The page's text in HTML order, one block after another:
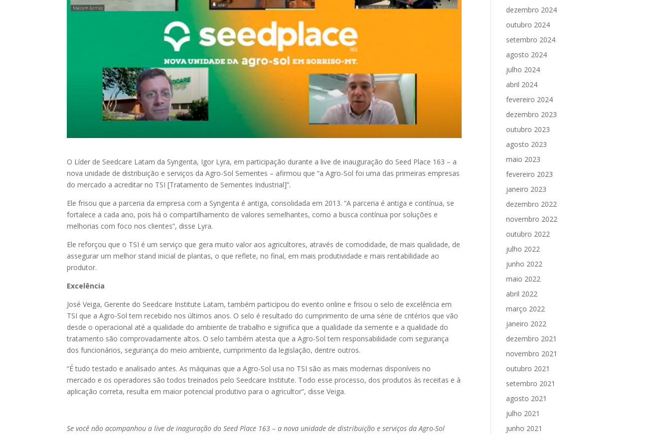
O Líder de Seedcare Latam da Syngenta, Igor Lyra, em participação durante a live de inauguração do Seed Place 163 – a
nova unidade de distribuição e serviços da Agro-Sol Sementes – afirmou que “a Agro-Sol foi uma das primeiras empresas
do mercado a acreditar no TSI [Tratamento de Sementes Industrial]”.
Ele frisou que a parceria da empresa com a Syngenta é antiga, consolidada em 2013. “A parceria é antiga e contínua, se
fortalece a cada ano, pois há o compartilhamento de valores semelhantes, como a busca contínua por soluções e
melhorias com foco nos clientes”, disse Lyra.
Ele reforçou que o TSI é um serviço que gera muito valor aos agricultores, através de comodidade, de mais qualidade, de
assegurar um melhor stand inicial de plantas, o que reflete, no final, em mais produtividade e mais rentabilidade ao
produtor.
Excelência
José Veiga, Gerente do Seedcare Institute Latam, também participou do evento online e frisou o selo de excelência em
TSI que a Agro-Sol tem recebido nos últimos anos. O selo é resultado do cumprimento de uma série de critérios que vão
desde o operacional até a qualidade do ambiente de trabalho e significa que a qualidade da semente e a qualidade do
tratamento são comprovadamente altos. O selo também atesta que a Agro-Sol tem responsabilidade com segurança
dos funcionários, segurança do meio ambiente, cumprimento da legislação, dentre outros.
“É tudo testado e analisado antes. As máquinas que a Agro-Sol usa no TSI são as mais modernas disponíveis no
mercado e os operadores são todos treinados pelo Seedcare Institute. Todo esse processo, dos produtos às receitas e à
aplicação correta, resulta em maior potencial produtivo para o agricultor”, disse Veiga.
Se você não acompanhou a live de inaguração do Seed Place 163 – a nova unidade de distribuição e serviços da Agro-Sol
dezembro 2024
outubro 2024
setembro 2024
agosto 2024
julho 2024
abril 2024
fevereiro 2024
dezembro 2023
outubro 2023
agosto 2023
maio 2023
fevereiro 2023
janeiro 2023
dezembro 2022
novembro 2022
outubro 2022
julho 2022
junho 2022
maio 2022
abril 2022
março 2022
janeiro 2022
dezembro 2021
novembro 2021
outubro 2021
setembro 2021
agosto 2021
julho 2021
junho 2021